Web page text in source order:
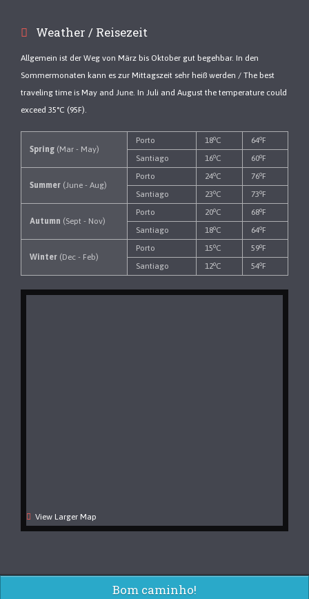
Weather / Reisezeit
Allgemein ist der Weg von März bis Oktober gut begehbar. In den
Sommermonaten kann es zur Mittagszeit sehr heiß werden / The best
traveling time is May and June. In Juli and August the temperature could
exceed 35°C (95F).
Spring (Mar - May)
Porto 18oC 64oF
Santiago
16oC 60oF
Summer (June - Aug)
Porto 24oC 76oF
Santiago
23oC 73oF
Autumn (Sept - Nov)
Porto 20oC 68oF
Santiago
18oC 64oF
Winter (Dec - Feb)
Porto 15oC 59oF
Santiago
12oC 54oF
View Larger Map
Bom caminho!